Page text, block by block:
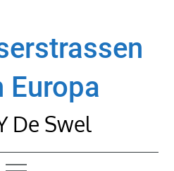
Europa
De Swel